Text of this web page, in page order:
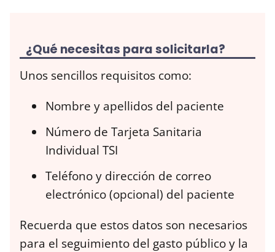
¿Qué necesitas para solicitarla?
Unos sencillos requisitos como:
Nombre y apellidos del paciente
Número de Tarjeta Sanitaria
Individual TSI
Teléfono y dirección de correo
electrónico (opcional) del paciente
Recuerda que estos datos son necesarios
para el seguimiento del gasto público y la